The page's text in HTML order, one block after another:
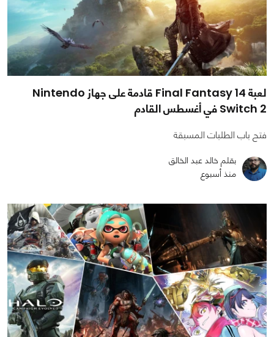
لعبة Final Fantasy 14 قادمة على جهاز Nintendo
Switch 2 في أغسطس القادم
فتح باب الطلبات المسبقة
بقلم خالد عبد الخالق
منذ أسبوع